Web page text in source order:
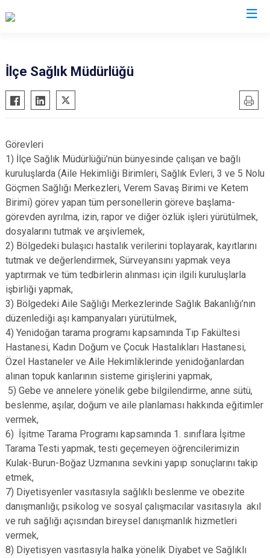
Alaplı
Çaycuma
Gökçebey
Ereğli
Kilimli
Kozlu
İlçe Sağlık Müdürlüğü
Görevleri
1) İlçe Sağlık Müdürlüğü’nün bünyesinde çalışan ve bağlı
kuruluşlarda (Aile Hekimliği Birimleri, Sağlık Evleri, 3 ve 5 Nolu
Göçmen Sağlığı Merkezleri, Verem Savaş Birimi ve Ketem
Birimi) görev yapan tüm personellerin göreve başlama-
görevden ayrılma, izin, rapor ve diğer özlük işleri yürütülmek,
dosyalarını tutmak ve arşivlemek,
2) Bölgedeki bulaşıcı hastalık verilerini toplayarak, kayıtlarını
tutmak ve değerlendirmek, Sürveyansını yapmak veya
yaptırmak ve tüm tedbirlerin alınması için ilgili kuruluşlarla
işbirliği yapmak,
3) Bölgedeki Aile Sağlığı Merkezlerinde Sağlık Bakanlığı’nın
düzenlediği aşı kampanyaları yürütülmek,
4) Yenidoğan tarama programı kapsamında Tıp Fakültesi
Hastanesi, Kadın Doğum ve Çocuk Hastalıkları Hastanesi,
Özel Hastaneler ve Aile Hekimliklerinde yenidoğanlardan
alınan topuk kanlarının sisteme girişlerini yapmak,
5) Gebe ve annelere yönelik gebe bilgilendirme, anne sütü,
beslenme, aşılar, doğum ve aile planlaması hakkında eğitimler
vermek,
6) İşitme Tarama Programı kapsamında 1. sınıflara İşitme
Tarama Testi yapmak, testi geçemeyen öğrencilerimizin
Kulak-Burun-Boğaz Uzmanına sevkini yapıp sonuçlarını takip
etmek,
7) Diyetisyenler vasıtasıyla sağlıklı beslenme ve obezite
danışmanlığı; psikolog ve sosyal çalışmacılar vasıtasıyla akıl
ve ruh sağlığı açısından bireysel danışmanlık hizmetleri
vermek,
8) Diyetisyen vasıtasıyla halka yönelik Diyabet ve Sağlıklı